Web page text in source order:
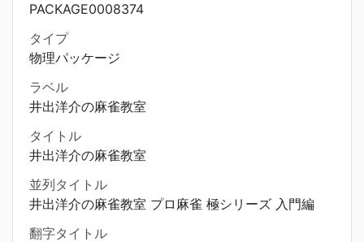
PACKAGE0008374
タイプ
物理パッケージ
ラベル
井出洋介の麻雀教室
タイトル
井出洋介の麻雀教室
並列タイトル
井出洋介の麻雀教室 プロ麻雀 極シリーズ 入門編
翻字タイトル